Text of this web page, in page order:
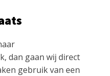
dan gaan wij direct
gebruik van een